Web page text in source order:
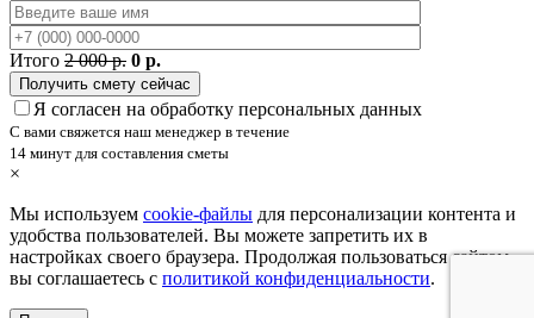
Итого 2 000 р. 0 р.
Я согласен на обработку персональных данных
С вами свяжется наш менеджер в течение
14 минут для составления сметы
×
Мы используем cookie-файлы для персонализации контента и
удобства пользователей. Вы можете запретить их в
настройках своего браузера. Продолжая пользоваться сайтом,
вы соглашаетесь с политикой конфиденциальности.